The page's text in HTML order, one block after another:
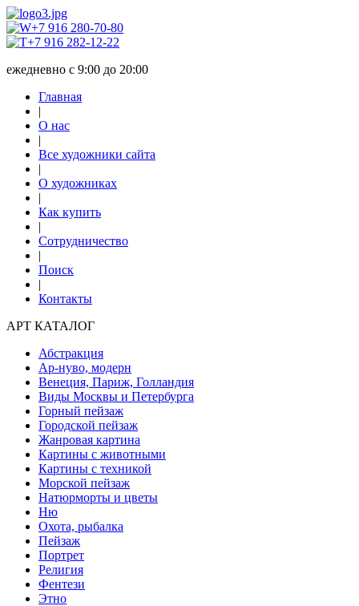
+7 916 280-70-80
+7 916 282-12-22
ежедневно с 9:00 до 20:00
Главная
|
О нас
|
Все художники сайта
|
О художниках
|
Как купить
|
Сотрудничество
|
Поиск
|
Контакты
АРТ КАТАЛОГ
Абстракция
Ар-нуво, модерн
Венеция, Париж, Голландия
Виды Москвы и Петербурга
Горный пейзаж
Городской пейзаж
Жанровая картина
Картины с животными
Картины с техникой
Морской пейзаж
Натюрморты и цветы
Ню
Охота, рыбалка
Пейзаж
Портрет
Религия
Фентези
Этно